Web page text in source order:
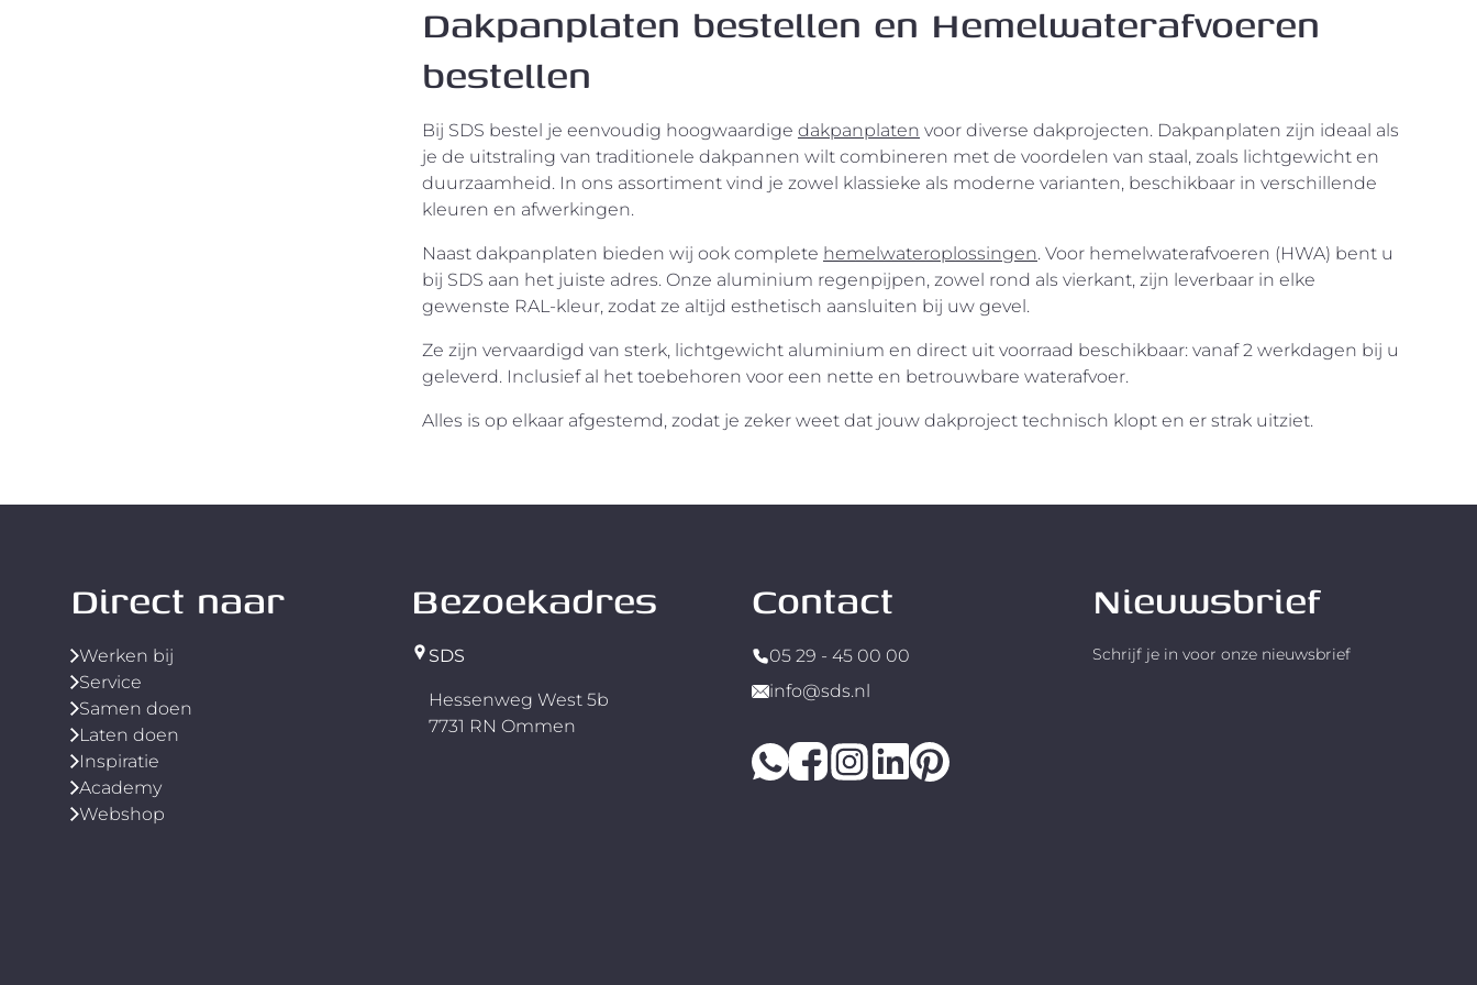
gebruik.
Dakpanplaten bestellen en Hemelwaterafvoeren
bestellen
Bij SDS bestel je eenvoudig hoogwaardige dakpanplaten voor diverse dakprojecten. Dakpanplaten zijn ideaal als
je de uitstraling van traditionele dakpannen wilt combineren met de voordelen van staal, zoals lichtgewicht en
duurzaamheid. In ons assortiment vind je zowel klassieke als moderne varianten, beschikbaar in verschillende
kleuren en afwerkingen.
Naast dakpanplaten bieden wij ook complete hemelwateroplossingen. Voor hemelwaterafvoeren (HWA) bent u
bij SDS aan het juiste adres. Onze aluminium regenpijpen, zowel rond als vierkant, zijn leverbaar in elke
gewenste RAL-kleur, zodat ze altijd esthetisch aansluiten bij uw gevel.
Ze zijn vervaardigd van sterk, lichtgewicht aluminium en direct uit voorraad beschikbaar: vanaf 2 werkdagen bij u
geleverd. Inclusief al het toebehoren voor een nette en betrouwbare waterafvoer.
Alles is op elkaar afgestemd, zodat je zeker weet dat jouw dakproject technisch klopt en er strak uitziet.
Direct naar
Werken bij
Service
Samen doen
Laten doen
Inspiratie
Academy
Webshop
Bezoekadres
SDS
Hessenweg West 5b
7731 RN Ommen
Contact
05 29 - 45 00 00
info@sds.nl
Nieuwsbrief
Schrijf je in voor onze nieuwsbrief